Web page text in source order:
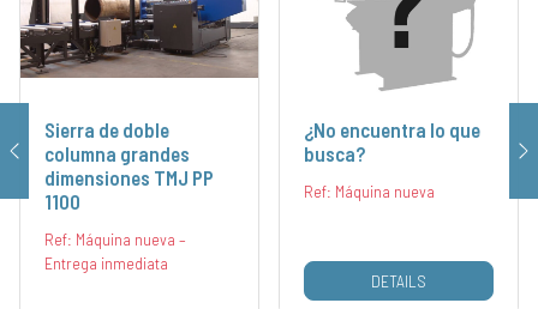
Sierra de doble
columna grandes
dimensiones TMJ PP
1100
Ref: Máquina nueva –
Entrega inmediata
¿No encuentra lo que
busca?
Ref: Máquina nueva
DETAILS